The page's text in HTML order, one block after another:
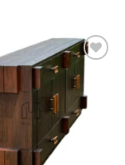
Add to
wishlist